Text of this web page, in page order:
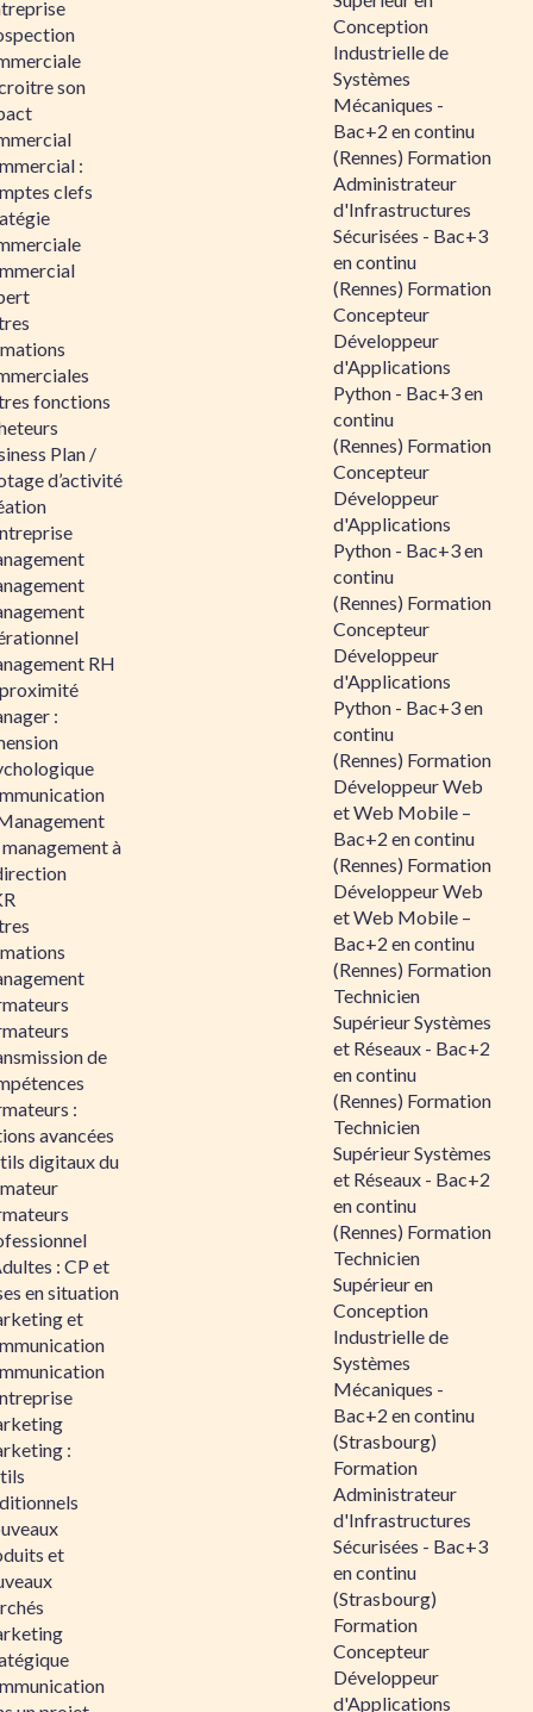
son
:
clefs
fonctions
Plan /
d’activité
RH
:
à
de
:
avancées
digitaux du
: CP et
en situation
et
:
et
Conception
Industrielle de
Systèmes
Mécaniques -
Bac+2 en continu
(Rennes) Formation
Administrateur
d'Infrastructures
Sécurisées - Bac+3
en continu
(Rennes) Formation
Concepteur
Développeur
d'Applications
Python - Bac+3 en
continu
(Rennes) Formation
Concepteur
Développeur
d'Applications
Python - Bac+3 en
continu
(Rennes) Formation
Concepteur
Développeur
d'Applications
Python - Bac+3 en
continu
(Rennes) Formation
Développeur Web
et Web Mobile –
Bac+2 en continu
(Rennes) Formation
Développeur Web
et Web Mobile –
Bac+2 en continu
(Rennes) Formation
Technicien
Supérieur Systèmes
et Réseaux - Bac+2
en continu
(Rennes) Formation
Technicien
Supérieur Systèmes
et Réseaux - Bac+2
en continu
(Rennes) Formation
Technicien
Supérieur en
Conception
Industrielle de
Systèmes
Mécaniques -
Bac+2 en continu
(Strasbourg)
Formation
Administrateur
d'Infrastructures
Sécurisées - Bac+3
en continu
(Strasbourg)
Formation
Concepteur
Développeur
d'Applications